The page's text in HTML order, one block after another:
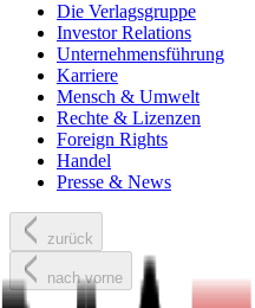
Die Verlagsgruppe
Investor Relations
Unternehmensführung
Karriere
Mensch & Umwelt
Rechte & Lizenzen
Foreign Rights
Handel
Presse & News
zurück
nach vorne